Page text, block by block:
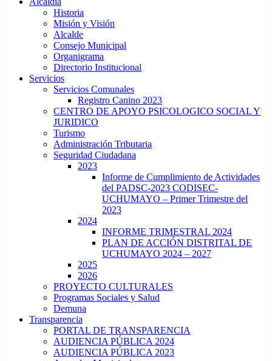
Historia
Misión y Visión
Alcalde
Consejo Municipal
Organigrama
Directorio Institucional
Servicios
Servicios Comunales
Registro Canino 2023
CENTRO DE APOYO PSICOLOGICO SOCIAL Y
JURIDICO
Turismo
Administración Tributaria
Seguridad Ciudadana
2023
Informe de Cumplimiento de Actividades
del PADSC-2023 CODISEC-
UCHUMAYO – Primer Trimestre del
2023
2024
INFORME TRIMESTRAL 2024
PLAN DE ACCIÓN DISTRITAL DE
UCHUMAYO 2024 – 2027
2025
2026
PROYECTO CULTURALES
Programas Sociales y Salud
Demuna
Transparencia
PORTAL DE TRANSPARENCIA
AUDIENCIA PÚBLICA 2024
AUDIENCIA PÚBLICA 2023